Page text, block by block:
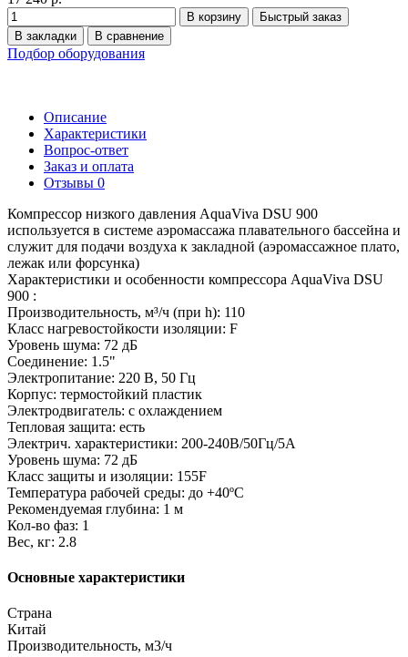
В корзину
Быстрый заказ
В закладки
В сравнение
Подбор оборудования
Описание
Характеристики
Вопрос-ответ
Заказ и оплата
Отзывы 0
Компрессор низкого давления AquaViva DSU 900
используется в системе аэромассажа плавательного бассейна и
служит для подачи воздуха к закладной (аэромассажное плато,
лежак или форсунка)
Характеристики и особенности компрессора AquaViva DSU
900 :
Производительность, м³/ч (при h): 110
Класс нагревостойкости изоляции: F
Уровень шума: 72 дБ
Соединение: 1.5"
Электропитание: 220 В, 50 Гц
Корпус: термостойкий пластик
Электродвигатель: с охлаждением
Тепловая защита: есть
Электрич. характеристики: 200-240В/50Гц/5А
Уровень шума: 72 дБ
Класс защиты и изоляции: 155F
Температура рабочей среды: до +40ºС
Рекомендуемая глубина: 1 м
Кол-во фаз: 1
Вес, кг: 2.8
Основные характеристики
Страна
Китай
Производительность, м3/ч